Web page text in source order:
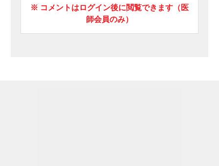
※ コメントはログイン後に閲覧できます（医
師会員のみ）